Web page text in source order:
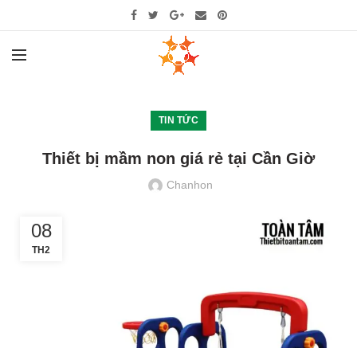
TIN TỨC
Thiết bị mầm non giá rẻ tại Cần Giờ
Chanhon
08
TH2